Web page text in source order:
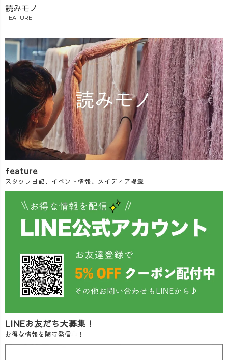
読みモノ
FEATURE
feature
スタッフ日記、イベント情報、メイディア掲載
LINEお友だち大募集！
お得な情報を随時発信中！